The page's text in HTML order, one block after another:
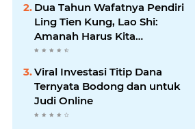
Dua Tahun Wafatnya Pendiri
Ling Tien Kung, Lao Shi:
Amanah Harus Kita
Laksanakan!
Viral Investasi Titip Dana
Ternyata Bodong dan untuk
Judi Online